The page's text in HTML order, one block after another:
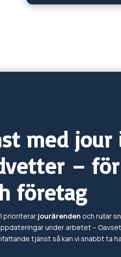
med jour
– för
företag
prioriterar jourärenden och rullar
under arbetet –
tjänst så kan vi snabbt ta